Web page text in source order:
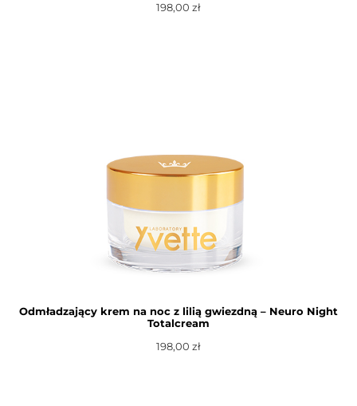
198,00 zł
Odmładzający krem na noc z lilią gwiezdną – Neuro Night
Totalcream
198,00 zł